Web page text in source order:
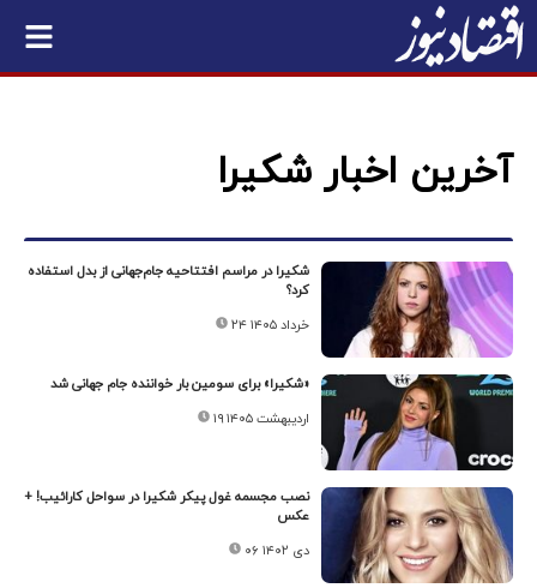
آخرین اخبار شکیرا
شکیرا در مراسم افتتاحیه جام‌جهانی از بدل استفاده
کرد؟
۲۴ خرداد ۱۴۰۵
«شکیرا» برای سومین بار خواننده جام جهانی شد
۱۹ اردیبهشت ۱۴۰۵
نصب مجسمه غول پیکر شکیرا در سواحل کارائیب! +
عکس
۰۶ دی ۱۴۰۲